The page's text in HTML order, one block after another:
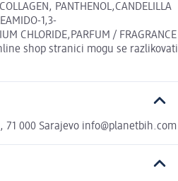
PANTHENOL,CANDELILLA
1,3-
CHLORIDE,PARFUM / FRAGRANCE
shop stranici mogu se razlikovati
71 000 Sarajevo info@planetbih.com